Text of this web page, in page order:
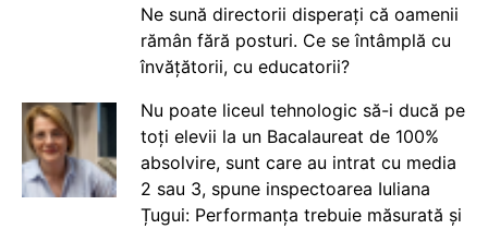
Ne sună directorii disperați că oamenii
rămân fără posturi. Ce se întâmplă cu
învățătorii, cu educatorii?
Nu poate liceul tehnologic să-i ducă pe
toți elevii la un Bacalaureat de 100%
absolvire, sunt care au intrat cu media
2 sau 3, spune inspectoarea Iuliana
Țugui: Performanța trebuie măsurată și